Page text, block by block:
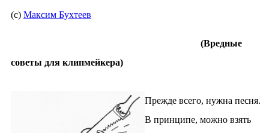
(с) Максим Бухтеев
(Вредные
советы для клипмейкера)
Прежде всего, нужна песня.
В принципе, можно взять